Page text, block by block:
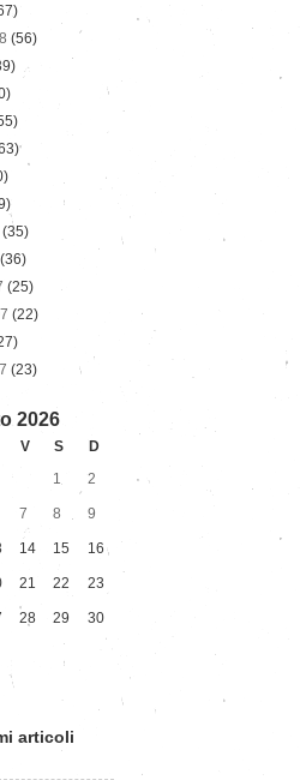
(56)
(35)
(36)
(25)
(22)
(23)
2026
V S
D
1
2
7 8 9
14 15 16
21 22 23
28 29 30
articoli